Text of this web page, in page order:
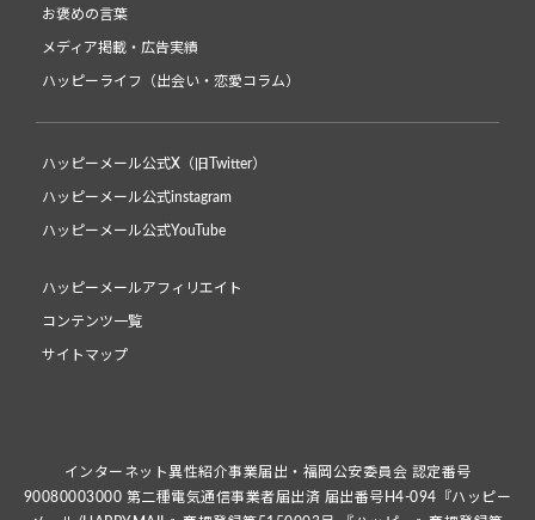
お褒めの言葉
メディア掲載・広告実績
ハッピーライフ（出会い・恋愛コラム）
ハッピーメール公式X（旧Twitter）
ハッピーメール公式instagram
ハッピーメール公式YouTube
ハッピーメールアフィリエイト
コンテンツ一覧
サイトマップ
インターネット異性紹介事業届出・福岡公安委員会 認定番号
90080003000 第二種電気通信事業者届出済 届出番号H4-094『ハッピー